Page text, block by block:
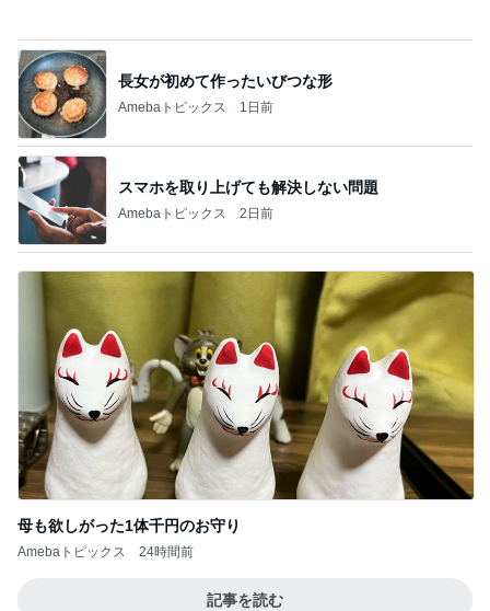
長女が初めて作ったいびつな形
Amebaトピックス 1日前
スマホを取り上げても解決しない問題
Amebaトピックス 2日前
母も欲しがった1体千円のお守り
Amebaトピックス 24時間前
記事を読む